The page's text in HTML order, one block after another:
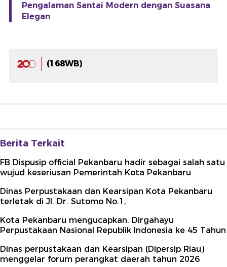
Pengalaman Santai Modern dengan Suasana
Elegan
(168WB)
Berita Terkait
FB Dispusip official Pekanbaru hadir sebagai salah satu
wujud keseriusan Pemerintah Kota Pekanbaru
Dinas Perpustakaan dan Kearsipan Kota Pekanbaru
terletak di Jl. Dr. Sutomo No.1,
Kota Pekanbaru mengucapkan. Dirgahayu
Perpustakaan Nasional Republik Indonesia ke 45 Tahun
Dinas perpustakaan dan Kearsipan (Dipersip Riau)
menggelar forum perangkat daerah tahun 2026